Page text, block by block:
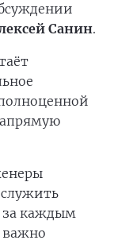
Санин.
за каждым
важно